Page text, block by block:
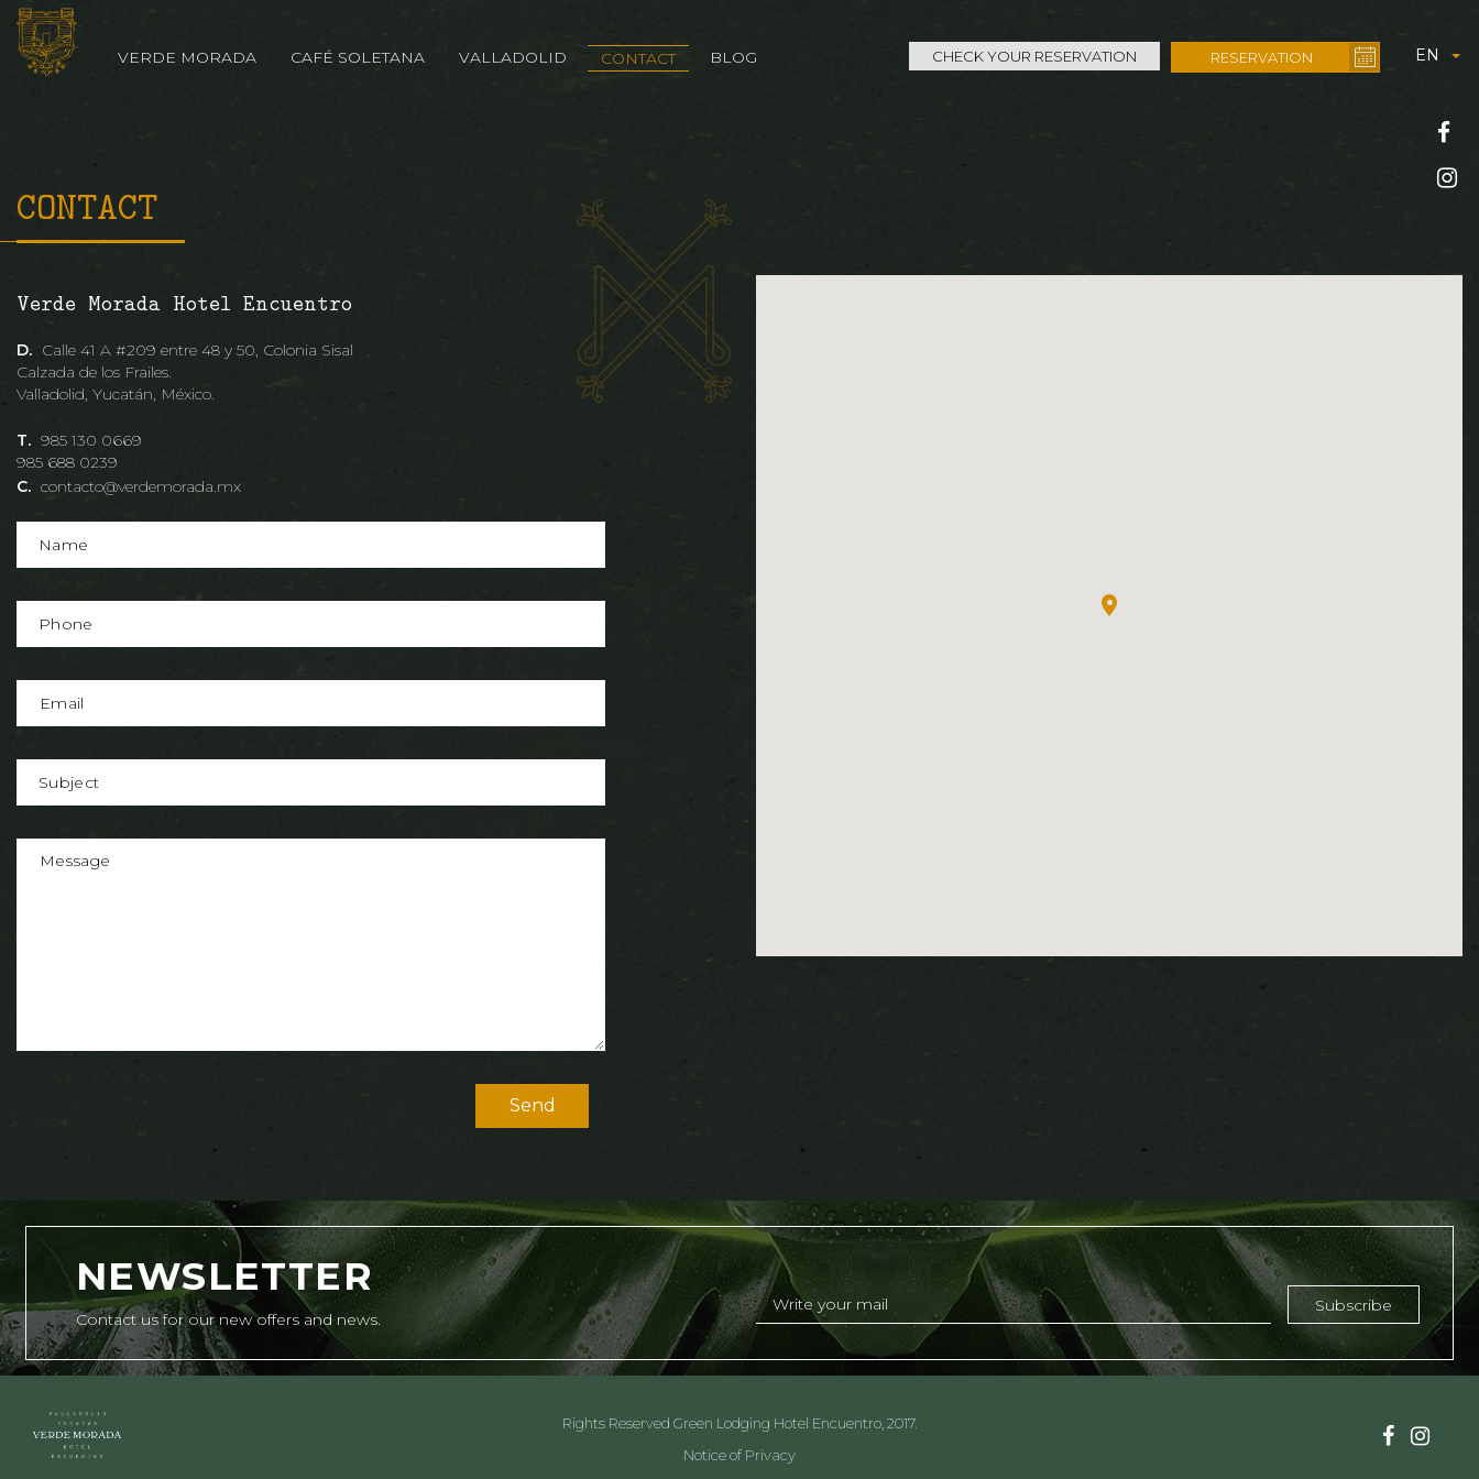
VERDE MORADA CAFÉ SOLETANA VALLADOLID CONTACT BLOG CHECK YOUR RESERVATION RESERVATION EN
CONTACT
Verde Morada Hotel Encuentro
D. Calle 41 A #209 entre 48 y 50, Colonia Sisal
Calzada de los Frailes.
Valladolid, Yucatán, México.
T. 985 130 0669
985 688 0239
C. contacto@verdemorada.mx
Send
NEWSLETTER
Contact us for our new offers and news.
Subscribe
Rights Reserved Green Lodging Hotel Encuentro, 2017.
Notice of Privacy